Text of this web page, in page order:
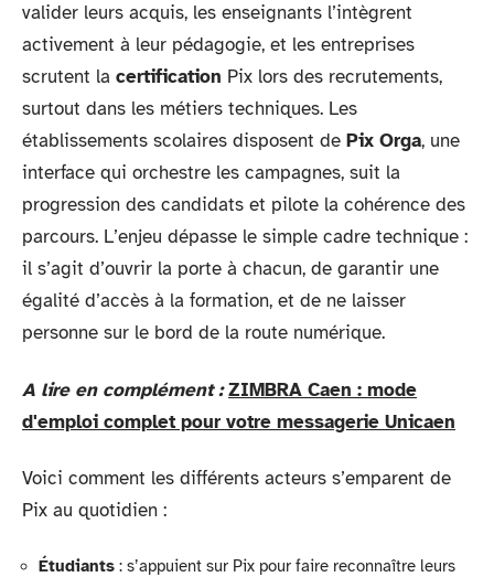
valider leurs acquis, les enseignants l’intègrent
activement à leur pédagogie, et les entreprises
scrutent la certification Pix lors des recrutements,
surtout dans les métiers techniques. Les
établissements scolaires disposent de Pix Orga, une
interface qui orchestre les campagnes, suit la
progression des candidats et pilote la cohérence des
parcours. L’enjeu dépasse le simple cadre technique :
il s’agit d’ouvrir la porte à chacun, de garantir une
égalité d’accès à la formation, et de ne laisser
personne sur le bord de la route numérique.
A lire en complément : ZIMBRA Caen : mode
d'emploi complet pour votre messagerie Unicaen
Voici comment les différents acteurs s’emparent de
Pix au quotidien :
Étudiants : s’appuient sur Pix pour faire reconnaître leurs